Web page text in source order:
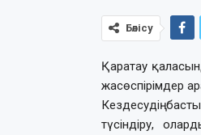
Бөлісу
Қаратау
жасөспірімдер
Кездесудің
түсіндіру,